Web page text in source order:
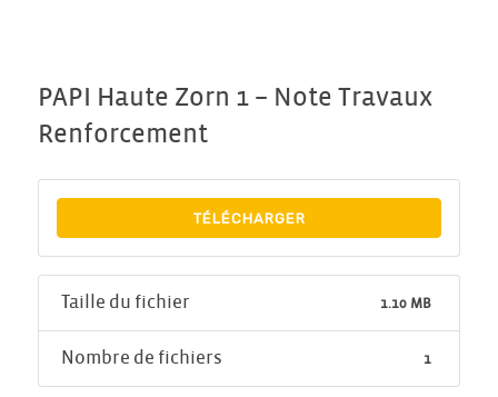
PAPI Haute Zorn 1 – Note Travaux
Renforcement
TÉLÉCHARGER
Taille du fichier 1.10 MB
Nombre de fichiers 1